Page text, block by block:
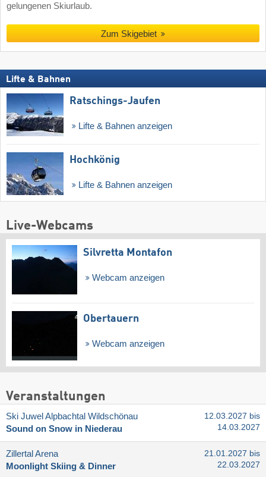
gelungenen Skiurlaub.
Zum Skigebiet
Lifte & Bahnen
Ratschings-Jaufen
Lifte & Bahnen anzeigen
Hochkönig
Lifte & Bahnen anzeigen
Live-Webcams
Silvretta Montafon
Webcam anzeigen
Obertauern
Webcam anzeigen
Veranstaltungen
Ski Juwel Alpbachtal Wildschönau
Sound on Snow in Niederau
12.03.2027 bis
14.03.2027
Zillertal Arena
Moonlight Skiing & Dinner
21.01.2027 bis
22.03.2027